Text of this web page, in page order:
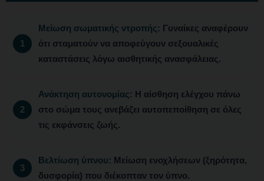
Μείωση σωματικής ντροπής : Γυναίκες αναφέρουν
ότι σταματούν να αποφεύγουν σεξουαλικές
καταστάσεις λόγω αισθητικής ανασφάλειας.
Ανάκτηση αυτονομίας : Η αίσθηση ελέγχου πάνω
στο σώμα τους ανεβάζει αυτοπεποίθηση σε όλες
τις εκφάνσεις ζωής.
Βελτίωση ύπνου: Μείωση ενοχλήσεων (ξηρότητα,
δυσφορία) που διέκοπταν τον ύπνο.